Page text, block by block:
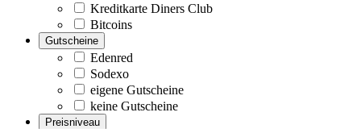
Kreditkarte Diners Club
Bitcoins
Gutscheine
Edenred
Sodexo
eigene Gutscheine
keine Gutscheine
Preisniveau